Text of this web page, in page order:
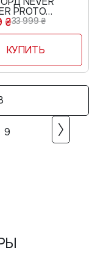
PROTO
X
₴33 999 ₴
КУПИТЬ
9